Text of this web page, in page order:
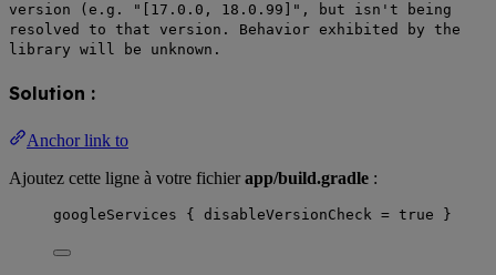
version (e.g. "[17.0.0, 18.0.99]", but isn't being
resolved to that version. Behavior exhibited by the
library will be unknown.
Solution :
Anchor link to
Ajoutez cette ligne à votre fichierapp/build.gradle :
googleServices { disableVersionCheck = true }